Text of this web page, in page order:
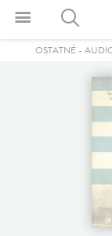
OSTATNÉ-